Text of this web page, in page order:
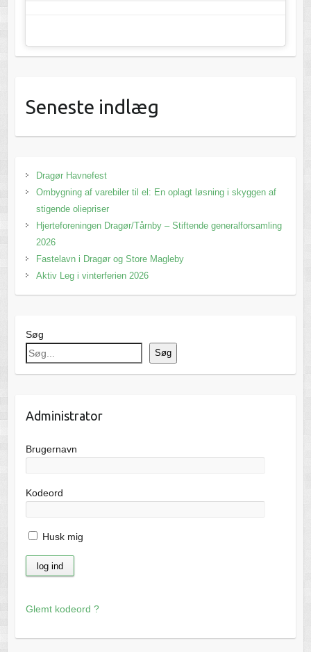
Seneste indlæg
Dragør Havnefest
Ombygning af varebiler til el: En oplagt løsning i skyggen af
stigende oliepriser
Hjerteforeningen Dragør/Tårnby – Stiftende generalforsamling
2026
Fastelavn i Dragør og Store Magleby
Aktiv Leg i vinterferien 2026
Søg
Søg
Administrator
Brugernavn
Kodeord
Husk mig
Glemt kodeord ?